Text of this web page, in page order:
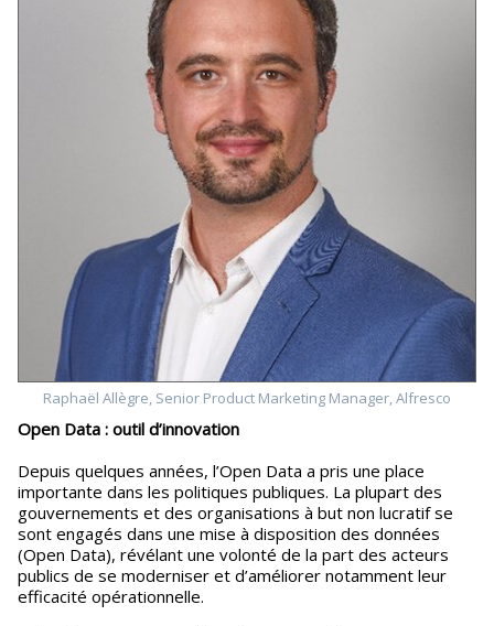
Raphaël Allègre, Senior Product Marketing Manager, Alfresco
Open Data : outil d’innovation
Depuis quelques années, l’Open Data a pris une place
importante dans les politiques publiques. La plupart des
gouvernements et des organisations à but non lucratif se
sont engagés dans une mise à disposition des données
(Open Data), révélant une volonté de la part des acteurs
publics de se moderniser et d’améliorer notamment leur
efficacité opérationnelle.